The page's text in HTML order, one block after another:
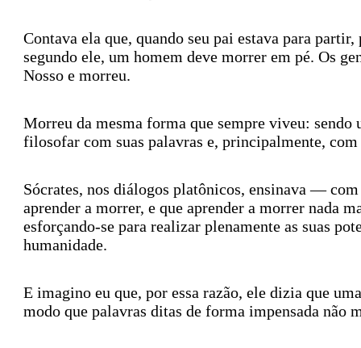
Contava ela que, quando seu pai estava para
segundo ele, um homem deve morrer em pé. Os
Nosso e morreu.
Morreu da mesma forma que sempre viveu:
filosofar com suas palavras e, principalmente, com
Sócrates, nos diálogos platônicos, ensinava —
aprender a morrer, e que aprender a morrer nada
esforçando-se para realizar plenamente as suas
humanidade.
E imagino eu que, por essa razão, ele dizia que
modo que palavras ditas de forma impensada não